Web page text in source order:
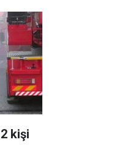
kişi